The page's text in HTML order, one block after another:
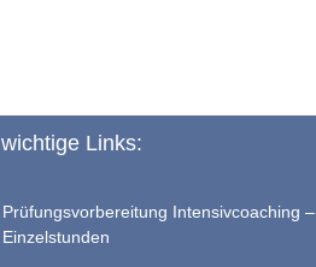
wichtige Links:
Prüfungsvorbereitung Intensivcoaching –
Einzelstunden